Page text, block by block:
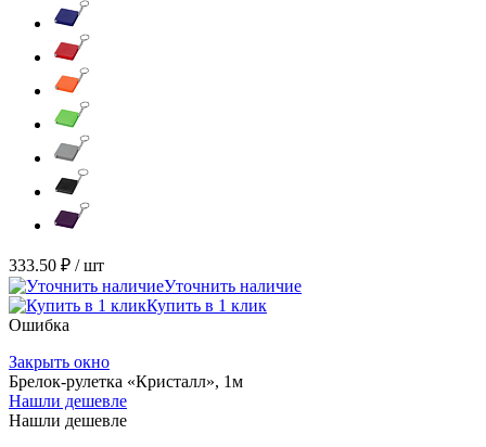
333.50 ₽ / шт
Уточнить наличие
Купить в 1 клик
Ошибка
Закрыть окно
Брелок-рулетка «Кристалл», 1м
Нашли дешевле
Нашли дешевле